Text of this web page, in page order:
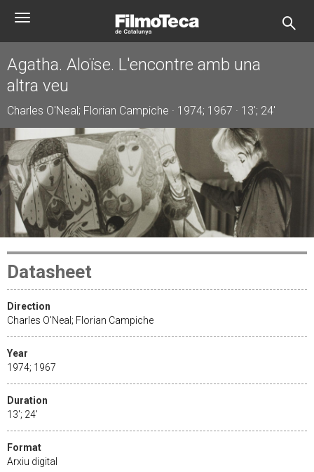
Toggle
Agatha. Aloïse. L'encontre amb una
altra veu
Charles O'Neal; Florian Campiche · 1974; 1967 · 13'; 24'
Datasheet
Direction
Charles O'Neal; Florian Campiche
Year
1974; 1967
Duration
13'; 24'
Format
Arxiu digital